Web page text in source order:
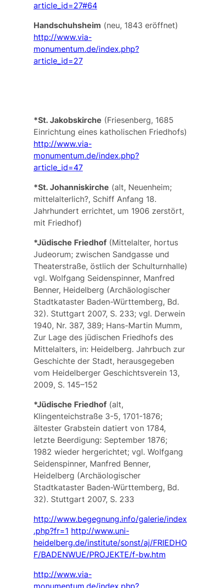
article_id=27#64
Handschuhsheim (neu, 1843 eröffnet)
http://www.via-
monumentum.de/index.php?
article_id=27
*St. Jakobskirche (Friesenberg, 1685
Einrichtung eines katholischen Friedhofs)
http://www.via-
monumentum.de/index.php?
article_id=47
*St. Johanniskirche (alt, Neuenheim;
mittelalterlich?, Schiff Anfang 18.
Jahrhundert errichtet, um 1906 zerstört,
mit Friedhof)
*Jüdische Friedhof(Mittelalter, hortus
Judeorum; zwischen Sandgasse und
Theaterstraße, östlich der Schulturnhalle)
vgl. Wolfgang Seidenspinner, Manfred
Benner, Heidelberg (Archäologischer
Stadtkataster Baden-Württemberg, Bd.
32). Stuttgart 2007, S. 233; vgl. Derwein
1940, Nr. 387, 389; Hans-Martin Mumm,
Zur Lage des jüdischen Friedhofs des
Mittelalters, in: Heidelberg. Jahrbuch zur
Geschichte der Stadt, herausgegeben
vom Heidelberger Geschichtsverein 13,
2009, S. 145–152
*Jüdische Friedhof(alt,
Klingenteichstraße 3-5, 1701-1876;
ältester Grabstein datiert von 1784,
letzte Beerdigung: September 1876;
1982 wieder hergerichtet; vgl. Wolfgang
Seidenspinner, Manfred Benner,
Heidelberg (Archäologischer
Stadtkataster Baden-Württemberg, Bd.
32). Stuttgart 2007, S. 233
http://www.begegnung.info/galerie/index
.php?fr=1 http://www.uni-
heidelberg.de/institute/sonst/aj/FRIEDHO
F/BADENWUE/PROJEKTE/f-bw.htm
http://www.via-